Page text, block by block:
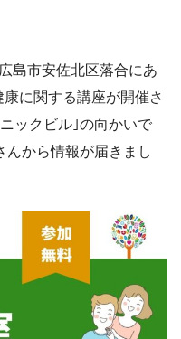
島市安佐北区落合にあ
に関する講座が開催さ
ックビル｣の向かいで
んから情報が届きまし